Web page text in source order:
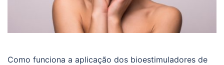
Como funciona a aplicação dos bioestimuladores de